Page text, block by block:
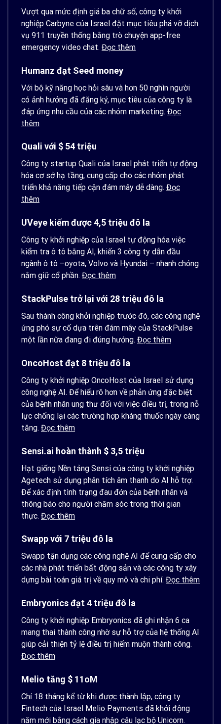
Vượt qua mức định giá ba chữ số, công ty khởi
nghiệp Carbyne của Israel đặt mục tiêu phá vỡ dịch
vụ 911 truyền thống bằng trò chuyện app-free
emergency video chat. Đọc thêm
Humanz đạt Seed money
Với bộ kỹ năng học hỏi sâu và hơn 50 nghìn người
có ảnh hưởng đã đăng ký, mục tiêu của công ty là
đáp ứng nhu cầu của các nhóm marketing. Đọc
thêm
Quali với $ 54 triệu
Công ty startup Quali của Israel phát triển tự động
hóa cơ sở hạ tầng, cung cấp cho các nhóm phát
triển khả năng tiếp cận đám mây dễ dàng. Đọc
thêm
UVeye kiếm được 4,5 triệu đô la
Công ty khởi nghiệp của Israel tự động hóa việc
kiểm tra ô tô bằng AI, khiến 3 công ty dẫn đầu
ngành ô tô –oyota, Volvo và Hyundai – nhanh chóng
nắm giữ cổ phần. Đọc thêm
StackPulse trở lại với 28 triệu đô la
Sau thành công khởi nghiệp trước đó, các công nghệ
ứng phó sự cố dựa trên đám mây của StackPulse
một lần nữa đang đi đúng hướng. Đọc thêm
OncoHost đạt 8 triệu đô la
Công ty khởi nghiệp OncoHost của Israel sử dụng
công nghệ AI. Để hiểu rõ hơn về phản ứng đặc biệt
của bệnh nhân ung thư đối với việc điều trị, trong nỗ
lực chống lại các trường hợp kháng thuốc ngày càng
tăng. Đọc thêm
Sensi.ai hoàn thành $ 3,5 triệu
Hạt giống Nền tảng Sensi của công ty khởi nghiệp
Agetech sử dụng phân tích âm thanh do AI hỗ trợ.
Để xác định tình trạng đau đớn của bệnh nhân và
thông báo cho người chăm sóc trong thời gian
thực. Đọc thêm
Swapp với 7 triệu đô la
Swapp tận dụng các công nghệ AI để cung cấp cho
các nhà phát triển bất động sản và các công ty xây
dựng bài toán giá trị về quy mô và chi phí. Đọc thêm
Embryonics đạt 4 triệu đô la
Công ty khởi nghiệp Embryonics đã ghi nhận 6 ca
mang thai thành công nhờ sự hỗ trợ của hệ thống AI
giúp cải thiện tỷ lệ điều trị hiếm muộn thành công.
Đọc thêm
Melio tăng $ 11oM
Chỉ 18 tháng kể từ khi được thành lập, công ty
Fintech của Israel Melio Payments đã khởi động
năm mới bằng cách gia nhập câu lạc bộ Unicorn.